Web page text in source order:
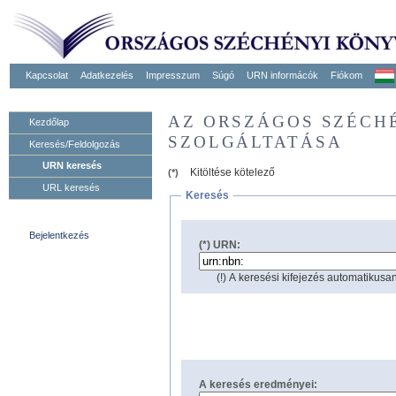
Kapcsolat Adatkezelés Impresszum Súgó URN informácók Fiókom
Kezdőlap
Keresés/Feldolgozás
URN keresés
URL keresés
Bejelentkezés
AZ ORSZÁGOS
SZOLGÁLTATÁSA
(*)
Kitöltése kötelező
Keresés
(*) URN:
(!) A keresési kifejezés
A keresés eredményei: